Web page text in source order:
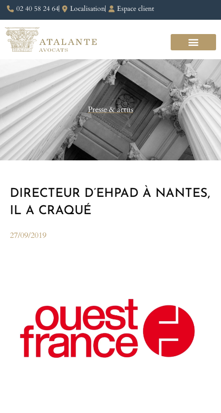
02 40 58 24 64 Localisation Espace client
Presse & actus
DIRECTEUR D’EHPAD À NANTES,
IL A CRAQUÉ
27/09/2019